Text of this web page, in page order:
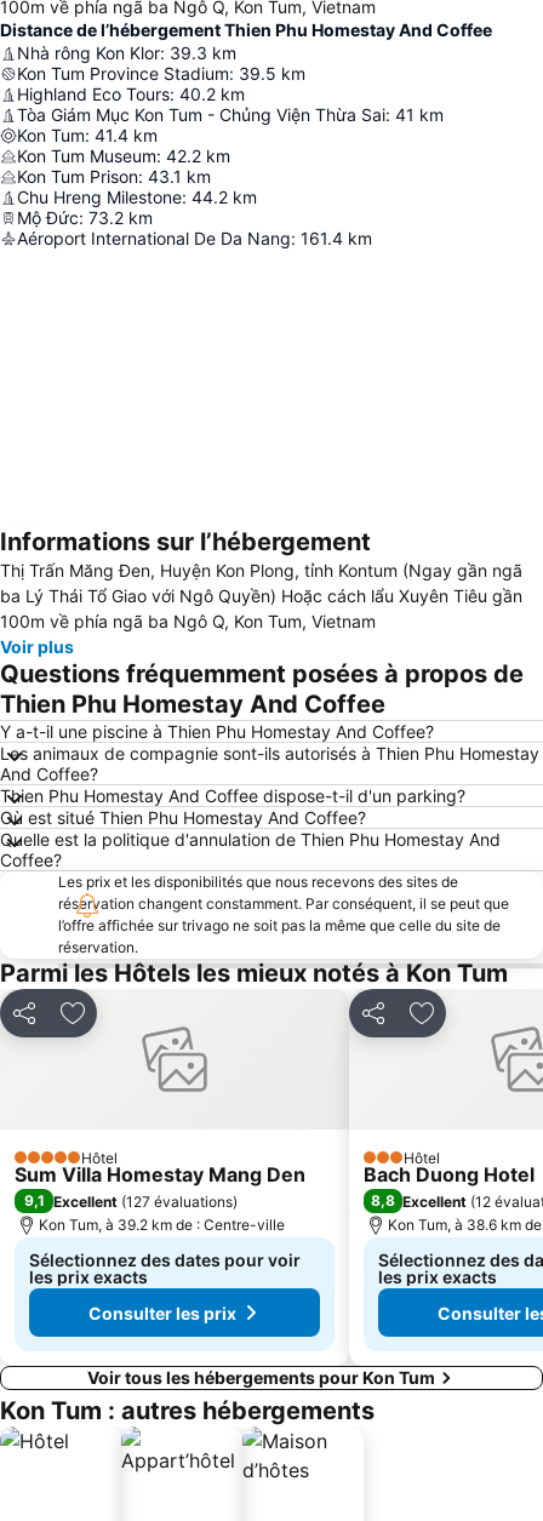
100m về phía ngã ba Ngô Q, Kon Tum, Vietnam
Distance de l’hébergement Thien Phu Homestay And Coffee
Nhà rông Kon Klor: 39.3 km
Kon Tum Province Stadium: 39.5 km
Highland Eco Tours: 40.2 km
Tòa Giám Mục Kon Tum - Chủng Viện Thừa Sai: 41 km
Kon Tum: 41.4 km
Kon Tum Museum: 42.2 km
Kon Tum Prison: 43.1 km
Chu Hreng Milestone: 44.2 km
Mộ Đức: 73.2 km
Aéroport International De Da Nang: 161.4 km
Agrandir la carte
Informations sur l’hébergement
Thị Trấn Măng Đen, Huyện Kon Plong, tỉnh Kontum (Ngay gần ngã
ba Lý Thái Tổ Giao với Ngô Quyền) Hoặc cách lẩu Xuyên Tiêu gần
100m về phía ngã ba Ngô Q, Kon Tum, Vietnam
Voir plus
Questions fréquemment posées à propos de
Thien Phu Homestay And Coffee
Y a-t-il une piscine à Thien Phu Homestay And Coffee?
Les animaux de compagnie sont-ils autorisés à Thien Phu Homestay
And Coffee?
Thien Phu Homestay And Coffee dispose-t-il d'un parking?
Où est situé Thien Phu Homestay And Coffee?
Quelle est la politique d'annulation de Thien Phu Homestay And
Coffee?
Les prix et les disponibilités que nous recevons des sites de
réservation changent constamment. Par conséquent, il se peut que
l’offre affichée sur trivago ne soit pas la même que celle du site de
réservation.
Parmi les Hôtels les mieux notés à Kon Tum
PartagerAjouter à mes favoris
5 ÉtoilesHôtel
Sum Villa Homestay Mang Den
9,1 Excellent (127 évaluations)
Kon Tum, à 39.2 km de : Centre-ville
Sélectionnez des dates pour voir
les prix exacts
Consulter les prix
PartagerAjouter à
3 Étoiles
Hôtel
Bach Duong Hotel
8,8 Excellent (12
Kon Tum, à 38.6 km
Sélectionnez des
les prix exacts
Consulter
Voir tous les hébergements pour Kon Tum
Kon Tum : autres hébergements